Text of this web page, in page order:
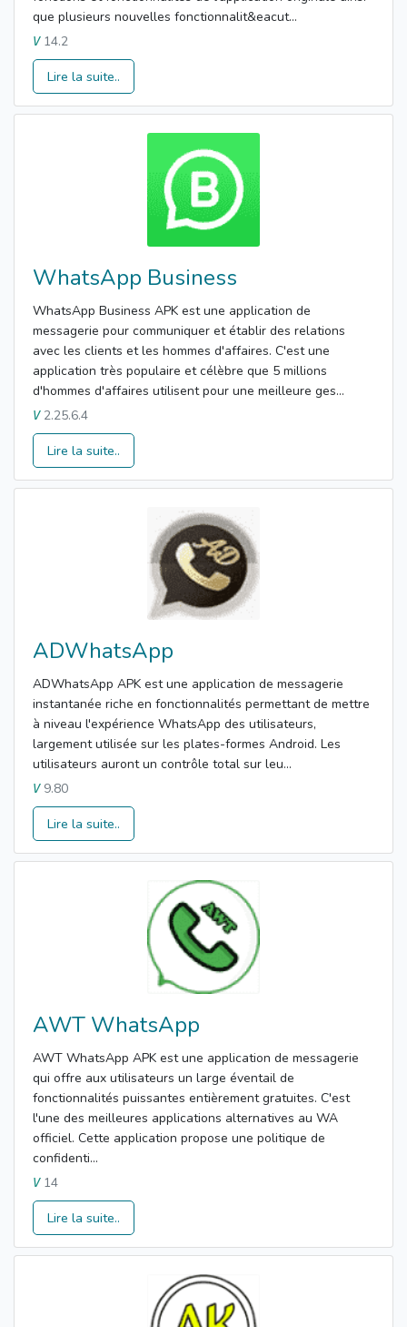
que plusieurs nouvelles fonctionnalit&eacut...
V14.2
Lire la suite..
WhatsApp Business
WhatsApp Business APK est une application de
messagerie pour communiquer et établir des relations
avec les clients et les hommes d'affaires. C'est une
application très populaire et célèbre que 5 millions
d'hommes d'affaires utilisent pour une meilleure ges...
V2.25.6.4
Lire la suite..
ADWhatsApp
ADWhatsApp APK est une application de messagerie
instantanée riche en fonctionnalités permettant de mettre
à niveau l'expérience WhatsApp des utilisateurs,
largement utilisée sur les plates-formes Android. Les
utilisateurs auront un contrôle total sur leu...
V9.80
Lire la suite..
AWT WhatsApp
AWT WhatsApp APK est une application de messagerie
qui offre aux utilisateurs un large éventail de
fonctionnalités puissantes entièrement gratuites. C'est
l'une des meilleures applications alternatives au WA
officiel. Cette application propose une politique de
confidenti...
V14
Lire la suite..